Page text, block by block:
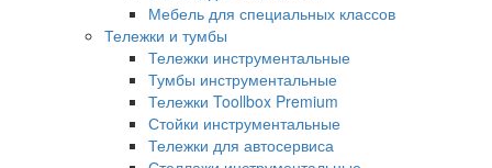
Мебель для специальных классов
Тележки и тумбы
Тележки инструментальные
Тумбы инструментальные
Тележки Toollbox Premium
Стойки инструментальные
Тележки для автосервиса